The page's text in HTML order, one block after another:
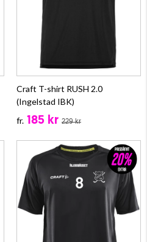
Craft T-shirt RUSH 2.0
(Ingelstad IBK)
fr. 185 kr 229 kr